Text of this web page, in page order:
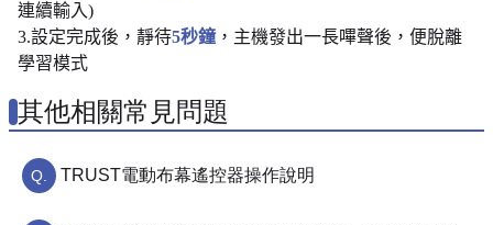
連續輸入)
3.設定完成後，靜待5秒鐘，主機發出一長嗶聲後，便脫離
學習模式
其他相關常見問題
TRUST電動布幕遙控器操作說明